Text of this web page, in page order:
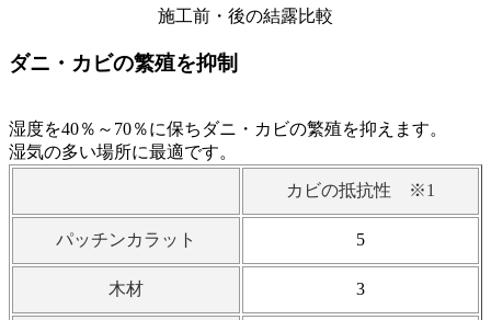
施工前・後の結露比較
ダニ・カビの繁殖を抑制
湿度を40％～70％に保ちダニ・カビの繁殖を抑えます。
湿気の多い場所に最適です。
カビの抵抗性 ※1
パッチンカラット 5
木材 3